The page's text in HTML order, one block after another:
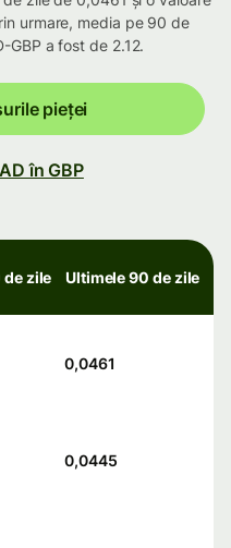
urmare, media pe 90 de
a fost de 2.12.
pieței
în GBP
zile Ultimele 90 de zile
0,0461
0,0445